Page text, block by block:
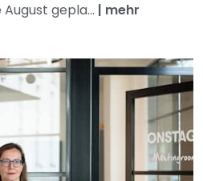
gepla... | mehr